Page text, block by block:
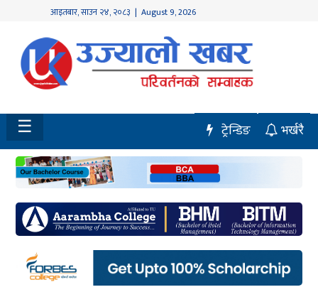
आइतबार,साउन २४, २०८३ | August 9, 2026
होमपेज
नवलपुर
विशेष
मध्य
नेपाल
चितवन
सेरोफेरो
समाचार
☰ भर्खरै
ट्रेन्डिङ